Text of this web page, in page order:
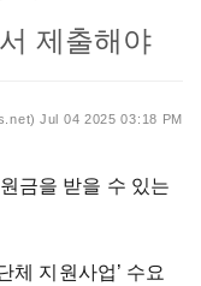
제출해야
Jul 04 2025 03:18 PM
금을 받을 수 있는
체 지원사업’ 수요